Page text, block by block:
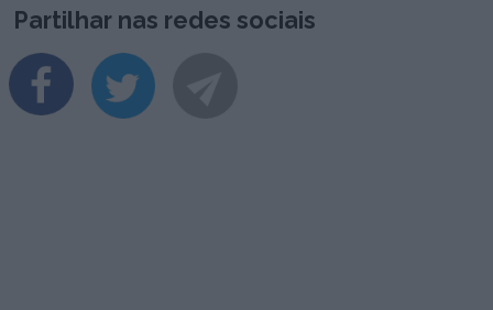
Partilhar nas redes sociais